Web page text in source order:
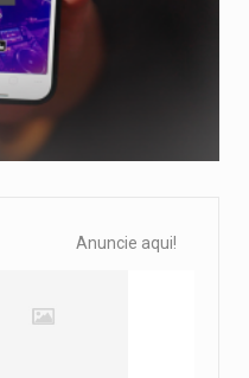
Anuncie aqui!